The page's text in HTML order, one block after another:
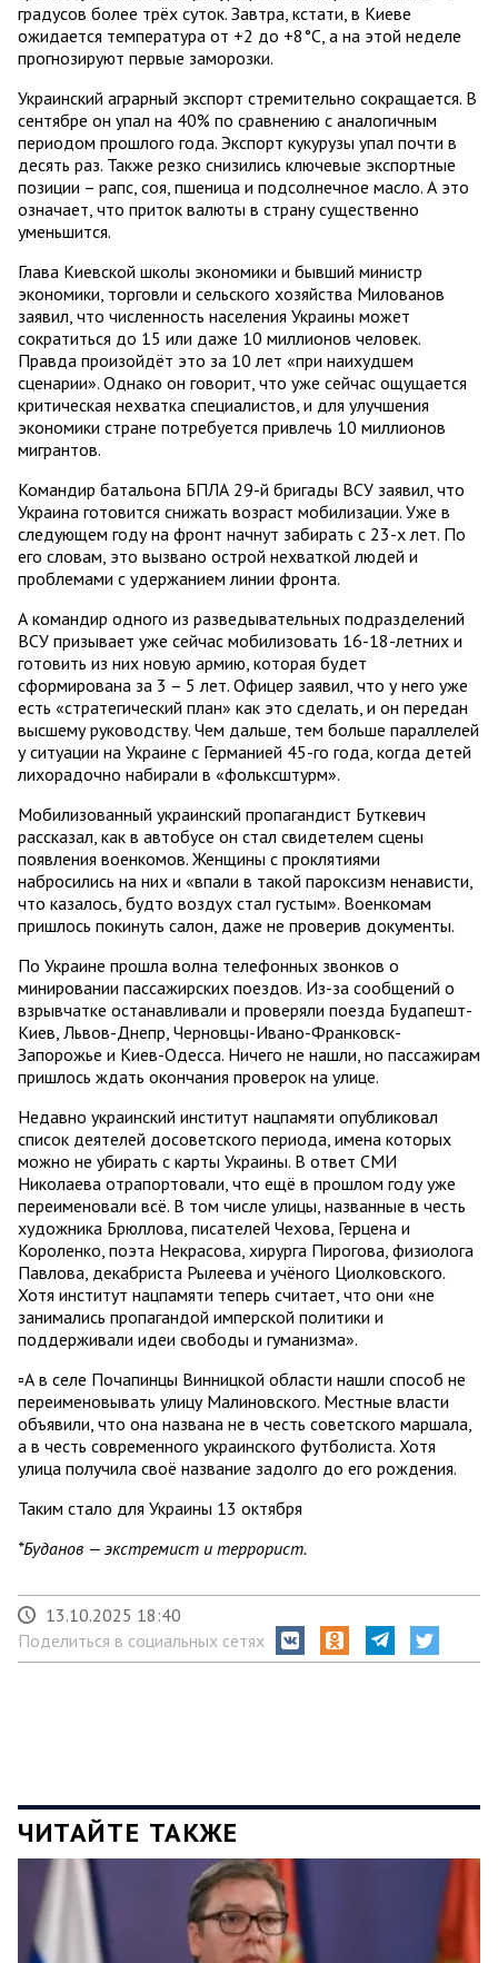
градусов более трёх суток. Завтра, кстати, в Киеве
ожидается температура от +2 до +8°C, а на этой неделе
прогнозируют первые заморозки.
Украинский аграрный экспорт стремительно сокращается. В
сентябре он упал на 40% по сравнению с аналогичным
периодом прошлого года. Экспорт кукурузы упал почти в
десять раз. Также резко снизились ключевые экспортные
позиции – рапс, соя, пшеница и подсолнечное масло. А это
означает, что приток валюты в страну существенно
уменьшится.
Глава Киевской школы экономики и бывший министр
экономики, торговли и сельского хозяйства Милованов
заявил, что численность населения Украины может
сократиться до 15 или даже 10 миллионов человек.
Правда произойдёт это за 10 лет «при наихудшем
сценарии». Однако он говорит, что уже сейчас ощущается
критическая нехватка специалистов, и для улучшения
экономики стране потребуется привлечь 10 миллионов
мигрантов.
Командир батальона БПЛА 29-й бригады ВСУ заявил, что
Украина готовится снижать возраст мобилизации. Уже в
следующем году на фронт начнут забирать с 23-х лет. По
его словам, это вызвано острой нехваткой людей и
проблемами с удержанием линии фронта.
А командир одного из разведывательных подразделений
ВСУ призывает уже сейчас мобилизовать 16-18-летних и
готовить из них новую армию, которая будет
сформирована за 3 – 5 лет. Офицер заявил, что у него уже
есть «стратегический план» как это сделать, и он передан
высшему руководству. Чем дальше, тем больше параллелей
у ситуации на Украине с Германией 45-го года, когда детей
лихорадочно набирали в «фольксштурм».
Мобилизованный украинский пропагандист Буткевич
рассказал, как в автобусе он стал свидетелем сцены
появления военкомов. Женщины с проклятиями
набросились на них и «впали в такой пароксизм ненависти,
что казалось, будто воздух стал густым». Военкомам
пришлось покинуть салон, даже не проверив документы.
По Украине прошла волна телефонных звонков о
минировании пассажирских поездов. Из-за сообщений о
взрывчатке останавливали и проверяли поезда Будапешт-
Киев, Львов-Днепр, Черновцы-Ивано-Франковск-
Запорожье и Киев-Одесса. Ничего не нашли, но пассажирам
пришлось ждать окончания проверок на улице.
Недавно украинский институт нацпамяти опубликовал
список деятелей досоветского периода, имена которых
можно не убирать с карты Украины. В ответ СМИ
Николаева отрапортовали, что ещё в прошлом году уже
переименовали всё. В том числе улицы, названные в честь
художника Брюллова, писателей Чехова, Герцена и
Короленко, поэта Некрасова, хирурга Пирогова, физиолога
Павлова, декабриста Рылеева и учёного Циолковского.
Хотя институт нацпамяти теперь считает, что они «не
занимались пропагандой имперской политики и
поддерживали идеи свободы и гуманизма».
▫️А в селе Почапинцы Винницкой области нашли способ не
переименовывать улицу Малиновского. Местные власти
объявили, что она названа не в честь советского маршала,
а в честь современного украинского футболиста. Хотя
улица получила своё название задолго до его рождения.
Таким стало для Украины 13 октября
*Буданов — экстремист и террорист.
13.10.2025 18:40
Поделиться в социальных сетях
ЧИТАЙТЕ ТАКЖЕ